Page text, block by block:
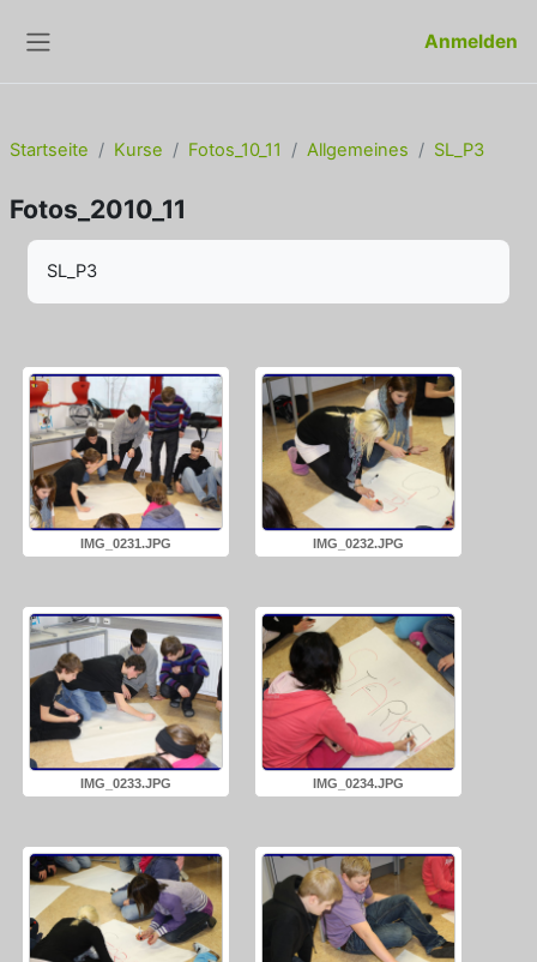
Anmelden
Startseite Kurse Fotos_10_11 Allgemeines SL_P3
Fotos_2010_11
SL_P3
IMG_0231.JPG IMG_0232.JPG
IMG_0233.JPG IMG_0234.JPG